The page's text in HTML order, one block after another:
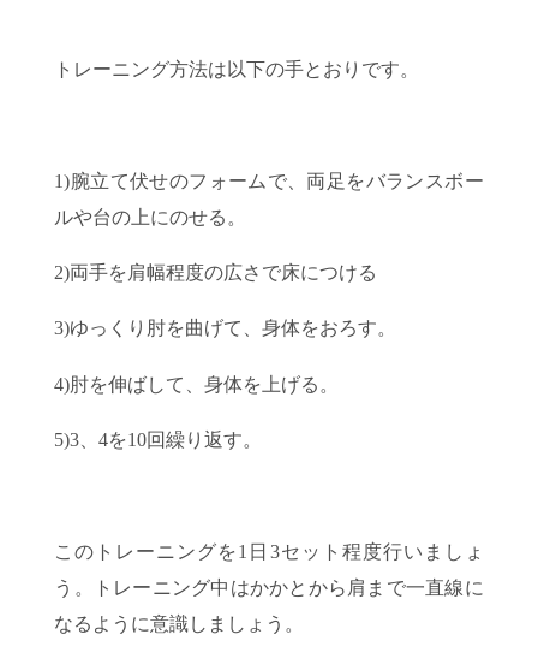
トレーニング方法は以下の手とおりです。
1)腕立て伏せのフォームで、両足をバランスボー
ルや台の上にのせる。
2)両手を肩幅程度の広さで床につける
3)ゆっくり肘を曲げて、身体をおろす。
4)肘を伸ばして、身体を上げる。
5)3、4を10回繰り返す。
このトレーニングを1日3セット程度行いましょ
う。トレーニング中はかかとから肩まで一直線に
なるように意識しましょう。